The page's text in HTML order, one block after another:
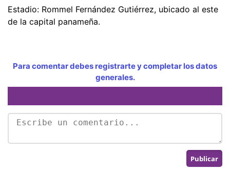
Estadio: Rommel Fernández Gutiérrez, ubicado al este
de la capital panameña.
Para comentar debes registrarte y completar los datos
generales.